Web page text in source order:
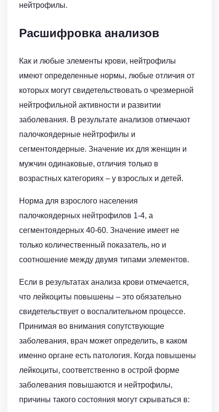
нейтрофилы.
Расшифровка анализов
Как и любые элементы крови, нейтрофилы
имеют определенные нормы, любые отличия от
которых могут свидетельствовать о чрезмерной
нейтрофильной активности и развитии
заболевания. В результате анализов отмечают
палочкоядерные нейтрофилы и
сегментоядерные. Значение их для женщин и
мужчин одинаковые, отличия только в
возрастных категориях – у взрослых и детей.
Норма для взрослого населения
палочкоядерных нейтрофилов 1-4, а
сегментоядерных 40-60. Значение имеет не
только количественный показатель, но и
соотношение между двумя типами элементов.
Если в результатах анализа крови отмечается,
что лейкоциты повышены – это обязательно
свидетельствует о воспалительном процессе.
Принимая во внимания сопутствующие
заболевания, врач может определить, в каком
именно органе есть патология. Когда повышены
лейкоциты, соответственно в острой форме
заболевания повышаются и нейтрофилы,
причины такого состояния могут скрываться в: